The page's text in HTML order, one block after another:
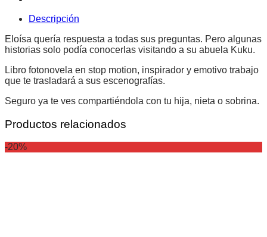
Descripción
Eloísa quería respuesta a todas sus preguntas. Pero algunas
historias solo podía conocerlas visitando a su abuela Kuku.
Libro fotonovela en stop motion, inspirador y emotivo trabajo
que te trasladará a sus escenografías.
Seguro ya te ves compartiéndola con tu hija, nieta o sobrina.
Productos relacionados
-20%